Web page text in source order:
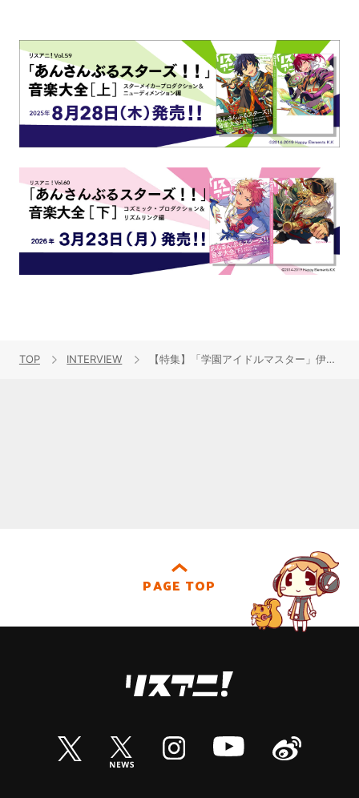
TOP INTERVIEW 【特集】「学園アイドルマスター」伊藤舞音（倉本千奈役）インタビュー――千奈と共に踏み出した“声優”としての第一歩、駆け上がる「Wonder Scale」
PAGE TOP